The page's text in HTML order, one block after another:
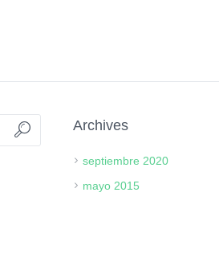
Archives
septiembre 2020
mayo 2015